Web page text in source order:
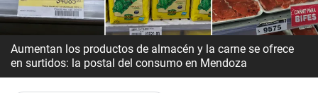
Aumentan los productos de almacén y la carne se ofrece
en surtidos: la postal del consumo en Mendoza